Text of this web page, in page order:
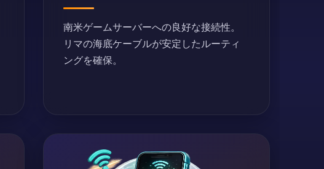
南米ゲームサーバーへの良好な接続性。
リマの海底ケーブルが安定したルーティ
ングを確保。